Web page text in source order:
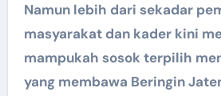
Namun lebih dari sekadar
masyarakat dan kader kini
mampukah sosok terpilih
yang membawa Beringin